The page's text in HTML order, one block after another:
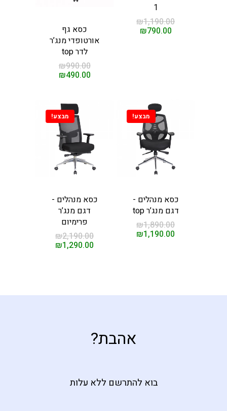
1
₪1,190.00
₪790.00
כסא גף
אורטופדי מנג’ר
לדר top
₪990.00
₪490.00
מבצע!
כסא מנהלים -
דגם מנג’ר top
₪1,890.00
₪1,190.00
מבצע!
כסא מנהלים -
דגם מנג’ר
פרימיום
₪2,190.00
₪1,290.00
אהבת?
בוא להתרשם ללא עלות
עיסוי
לסלון